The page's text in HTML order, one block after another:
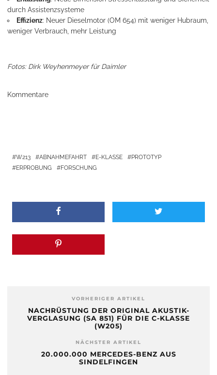
durch Assistenzsysteme
Effizienz: Neuer Dieselmotor (OM 654) mit weniger Hubraum,
weniger Verbrauch, mehr Leistung
Fotos: Dirk Weyhenmeyer für Daimler
Kommentare
W213 ABNAHMEFAHRT E-KLASSE
PROTOTYP
ERPROBUNG
FORSCHUNG
VORHERIGER ARTIKEL
NACHRÜSTUNG DER ORIGINAL AKUSTIK-
VERGLASUNG (SA 851) FÜR DIE C-KLASSE
(W205)
NÄCHSTER ARTIKEL
20.000.000 MERCEDES-BENZ AUS
SINDELFINGEN